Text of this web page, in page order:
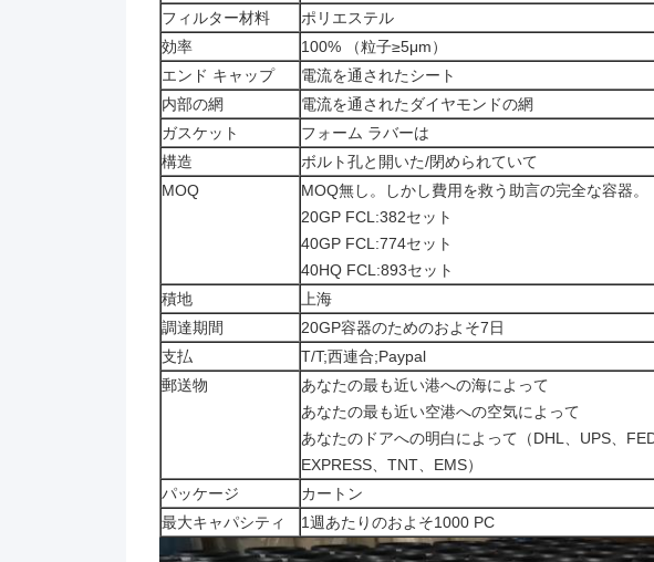
フィルター材料
ポリエステル
効率
100% （粒子≥5μm）
エンド キャップ
電流を通されたシート
内部の網
電流を通されたダイヤモンドの網
ガスケット
フォーム ラバーは
構造
ボルト孔と開いた/閉められていて
MOQ
MOQ無し。しかし費用を救う助言の完全な容器。
20GP FCL:382セット
40GP FCL:774セット
40HQ FCL:893セット
積地
上海
調達期間
20GP容器のためのおよそ7日
支払
T/T;西連合;Paypal
郵送物
あなたの最も近い港への海によって
あなたの最も近い空港への空気によって
あなたのドアへの明白によって（DHL、UPS、
EXPRESS、TNT、EMS）
パッケージ
カートン
最大キャパシティ
1週あたりのおよそ1000 PC